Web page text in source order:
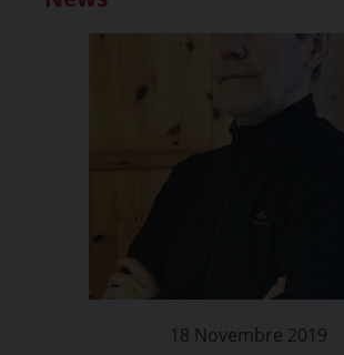
18 Novembre 2019